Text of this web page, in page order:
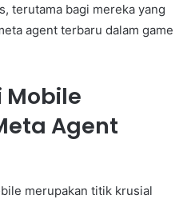
terutama bagi mereka yang
agent terbaru dalam game
Mobile
Agent
merupakan titik krusial